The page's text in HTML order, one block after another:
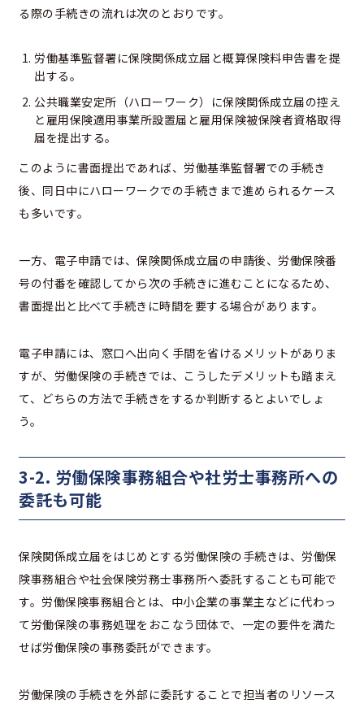
る際の手続きの流れは次のとおりです。
労働基準監督署に保険関係成立届と概算保険料申告書を提
出する。
公共職業安定所（ハローワーク）に保険関係成立届の控え
と雇用保険適用事業所設置届と雇用保険被保険者資格取得
届を提出する。
このように書面提出であれば、労働基準監督署での手続き
後、同日中にハローワークでの手続きまで進められるケース
も多いです。
一方、電子申請では、保険関係成立届の申請後、労働保険番
号の付番を確認してから次の手続きに進むことになるため、
書面提出と比べて手続きに時間を要する場合があります。
電子申請には、窓口へ出向く手間を省けるメリットがありま
すが、労働保険の手続きでは、こうしたデメリットも踏まえ
て、どちらの方法で手続きをするか判断するとよいでしょ
う。
3-2. 労働保険事務組合や社労士事務所への
委託も可能
保険関係成立届をはじめとする労働保険の手続きは、労働保
険事務組合や社会保険労務士事務所へ委託することも可能で
す。労働保険事務組合とは、中小企業の事業主などに代わっ
て労働保険の事務処理をおこなう団体で、一定の要件を満た
せば労働保険の事務委託ができます。
労働保険の手続きを外部に委託することで担当者のリソース